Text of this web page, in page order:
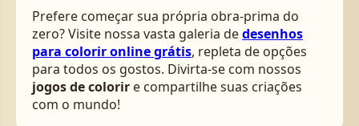
Prefere começar sua própria obra-prima do
zero? Visite nossa vasta galeria dedesenhos
para colorir online grátis, repleta de opções
para todos os gostos. Divirta-se com nossos
jogos de colorir e compartilhe suas criações
com o mundo!